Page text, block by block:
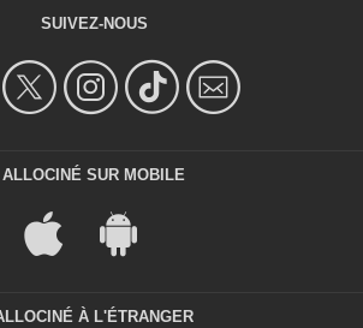
SUIVEZ-NOUS
ALLOCINÉ SUR MOBILE
À L'ÉTRANGER